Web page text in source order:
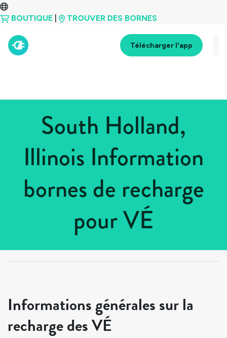
BOUTIQUE TROUVER DES BORNES
Télécharger l'app
South Holland,
Illinois Information
bornes de recharge
pour VÉ
États-Unis
Informations générales sur la
recharge des VÉ